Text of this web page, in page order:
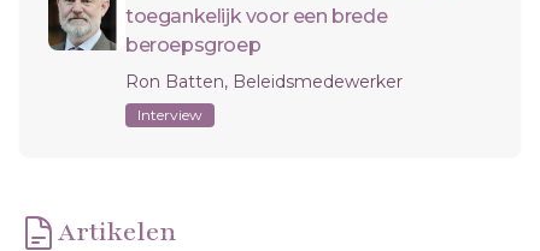
toegankelijk voor een brede
beroepsgroep
Ron Batten, Beleidsmedewerker
Interview
Artikelen